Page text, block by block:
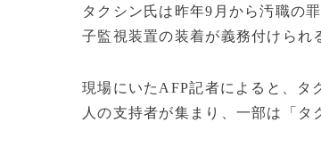
タクシン氏は昨年9月から汚職の
子監視装置の装着が義務付けられ
現場にいたAFP記者によると、タ
人の支持者が集まり、一部は「タ